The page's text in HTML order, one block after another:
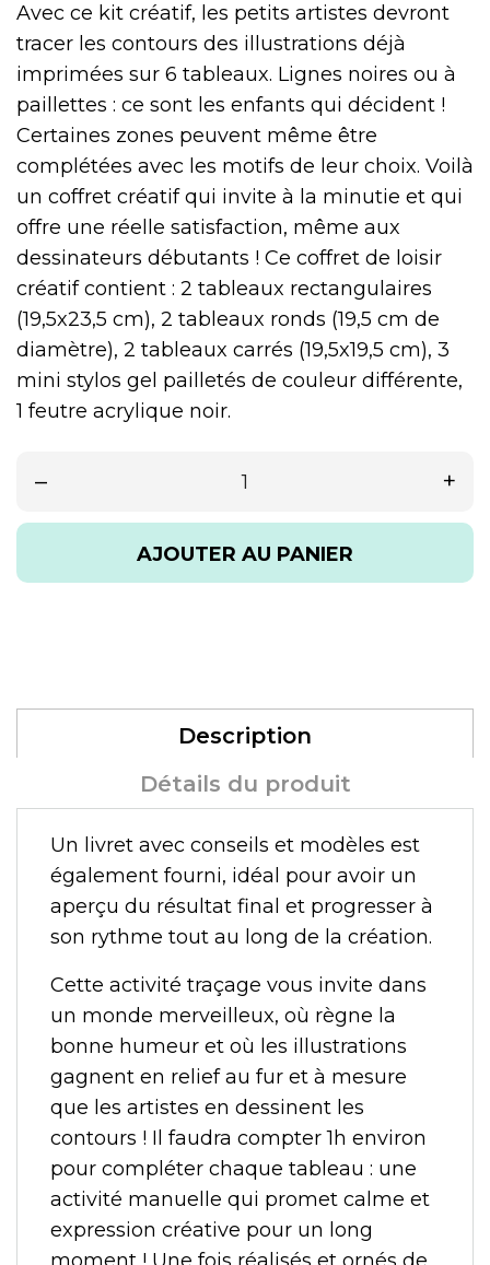
Avec ce kit créatif, les petits artistes devront
tracer les contours des illustrations déjà
imprimées sur 6 tableaux. Lignes noires ou à
paillettes : ce sont les enfants qui décident !
Certaines zones peuvent même être
complétées avec les motifs de leur choix. Voilà
un coffret créatif qui invite à la minutie et qui
offre une réelle satisfaction, même aux
dessinateurs débutants ! Ce coffret de loisir
créatif contient : 2 tableaux rectangulaires
(19,5x23,5 cm), 2 tableaux ronds (19,5 cm de
diamètre), 2 tableaux carrés (19,5x19,5 cm), 3
mini stylos gel pailletés de couleur différente,
1 feutre acrylique noir.
– +
AJOUTER AU PANIER
Description
Détails du produit
Un livret avec conseils et modèles est
également fourni, idéal pour avoir un
aperçu du résultat final et progresser à
son rythme tout au long de la création.
Cette activité traçage vous invite dans
un monde merveilleux, où règne la
bonne humeur et où les illustrations
gagnent en relief au fur et à mesure
que les artistes en dessinent les
contours ! Il faudra compter 1h environ
pour compléter chaque tableau : une
activité manuelle qui promet calme et
expression créative pour un long